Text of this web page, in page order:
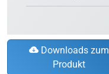
Downloads zum
Produkt